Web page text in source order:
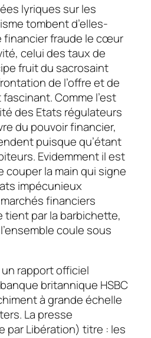
lyriques sur les
tombent d’elles-
financier fraude le cœur
celui des taux de
fruit du sacrosaint
de l’offre et de
fascinant. Comme l’est
des Etats régulateurs
du pouvoir financier,
puisque qu’étant
Evidemment il est
la main qui signe
impécunieux
financiers
tient par la barbichette,
coule sous
rapport officiel
britannique HSBC
à grande échelle
La presse
parLibération) titre : les